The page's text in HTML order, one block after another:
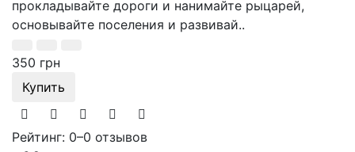
прокладывайте дороги и нанимайте рыцарей,
основывайте поселения и развивай..
350 грн
Купить
Рейтинг: 0–0 отзывов